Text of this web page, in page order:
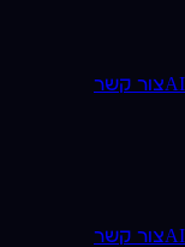
צור קשר
צור קשר